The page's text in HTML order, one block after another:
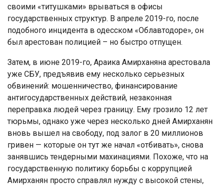
своими «титушками» врываться в офисы
государственных структур. В апреле 2019-го, после
подобного инцидента в одесском «Облавтодоре», он
был арестован полицией – но быстро отпущен.
Затем, в июне 2019-го, Араика Амирханяна арестовала
уже СБУ, предъявив ему несколько серьезных
обвинений: мошенничество, финансирование
антигосударственных действий, незаконная
переправка людей через границу. Ему грозило 12 лет
тюрьмы, однако уже через несколько дней Амирханян
вновь вышел на свободу, под залог в 20 миллионов
гривен — которые он тут же начал «отбивать», снова
занявшись тендерными махинациями. Похоже, что на
государственную политику борьбы с коррупцией
Амирханян просто справлял нужду с высокой стены,